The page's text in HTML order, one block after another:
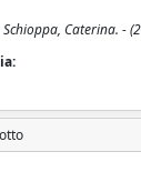
Caterina. -